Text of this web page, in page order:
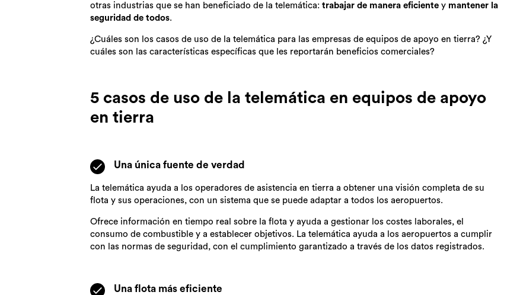
otras industrias que se han beneficiado de la telemática: trabajar de manera eficiente y mantener la
seguridad de todos.
¿Cuáles son los casos de uso de la telemática para las empresas de equipos de apoyo en tierra? ¿Y
cuáles son las características específicas que les reportarán beneficios comerciales?
5 casos de uso de la telemática en equipos de apoyo
en tierra
Una única fuente de verdad
La telemática ayuda a los operadores de asistencia en tierra a obtener una visión completa de su
flota y sus operaciones, con un sistema que se puede adaptar a todos los aeropuertos.
Ofrece información en tiempo real sobre la flota y ayuda a gestionar los costes laborales, el
consumo de combustible y a establecer objetivos. La telemática ayuda a los aeropuertos a cumplir
con las normas de seguridad, con el cumplimiento garantizado a través de los datos registrados.
Una flota más eficiente